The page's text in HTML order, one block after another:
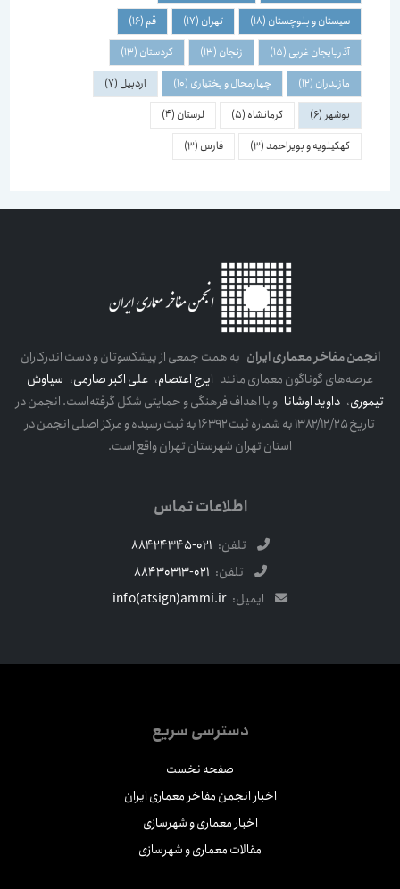
سیستان و بلوچستان(18) تهران(17)
(16)
آذربایجان غربی(15) زنجان(13) کردستان(13)
مازندران(12) چهارمحال و بختیاری(10) اردبیل(7)
بوشهر(6) کرمانشاه(5) لرستان(4)
کهکیلویه و بویراحمد(3) فارس(3)
انجمن مفاخر معماری ایرانبه همت جمعی از پیشکسوتان و دست اندرکاران
عرصه‌های گوناگون معماری مانندایرج اعتصام،علی اکبر صارمی،سیاوش
تیموری،داوید اوشاناو با اهداف فرهنگی و حمایتی شکل گرفته‌است. انجمن در
تاریخ ۱۳۸۲/۱۲/۲۵ به شماره ثبت ۱۶۳۹۲ به ثبت رسیده و مرکز اصلی انجمن در
استان تهران شهرستان تهران واقع است.
اطلاعات تماس
تلفن: 021-88424345
تلفن: 021-88430313
ایمیل: info(atsign)ammi.ir
دسترسی سریع
صفحه نخست
اخبار انجمن مفاخر معماری ایران
اخبار معماری و شهرسازی
مقالات معماری و شهرسازی